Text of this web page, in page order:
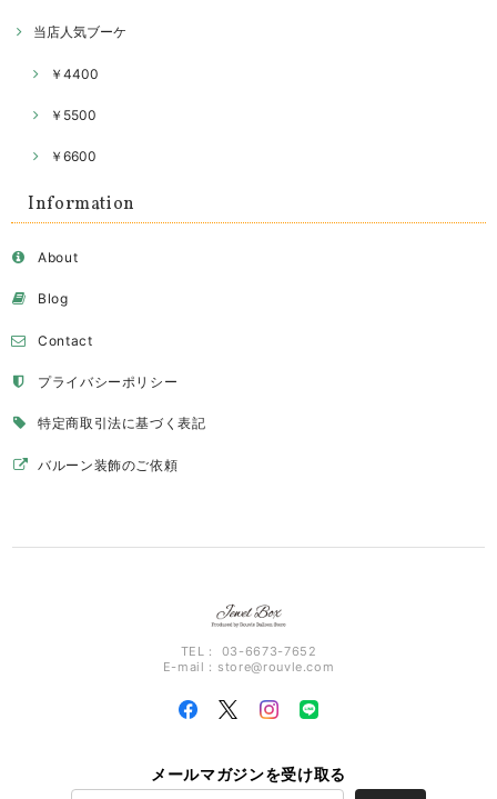
当店人気ブーケ
￥4400
￥5500
￥6600
Information
About
Blog
Contact
プライバシーポリシー
特定商取引法に基づく表記
バルーン装飾のご依頼
TEL： 03-6673-7652
E-mail： store@rouvle.com
メールマガジンを受け取る